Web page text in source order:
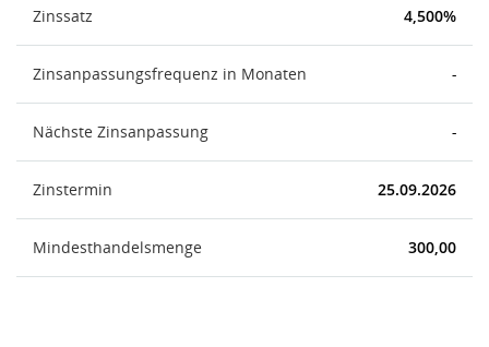
Zinssatz 4,500%
Zinsanpassungsfrequenz in Monaten -
Nächste Zinsanpassung -
Zinstermin 25.09.2026
Mindesthandelsmenge 300,00